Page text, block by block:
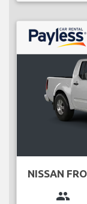
NISSAN
group